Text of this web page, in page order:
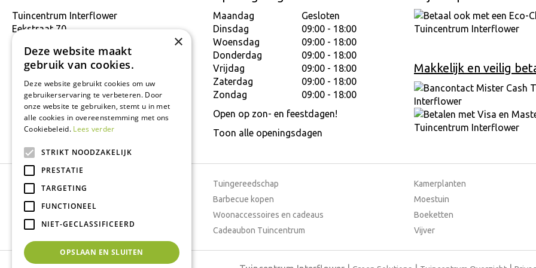
Tuincentrum Interflower
Eekstraat 70
+32 934 806 03
info@interflower.be
Maandag
Gesloten
Dinsdag
09:00 - 18:00
Woensdag
09:00 - 18:00
Donderdag
09:00 - 18:00
Vrijdag
09:00 - 18:00
Zaterdag
09:00 - 18:00
Zondag
09:00 - 18:00
Open op zon- en feestdagen!
Toon alle openingsdagen
Makkelijk en veilig
Tuincentrum
Dierenwinkel
Tuinplanten
Cafetaria
Tuingereedschap
Barbecue kopen
Woonaccessoires en cadeaus
Cadeaubon Tuincentrum
Kamerplanten
Moestuin
Boeketten
Vijver
×
Deze website maakt
gebruik van cookies.
Deze website gebruikt cookies om uw
gebruikerservaring te verbeteren. Door
onze website te gebruiken, stemt u in met
alle cookies in overeenstemming met ons
Cookiebeleid. Lees verder
STRIKT NOODZAKELIJK
PRESTATIE
TARGETING
FUNCTIONEEL
NIET-GECLASSIFICEERD
OPSLAAN EN SLUITEN